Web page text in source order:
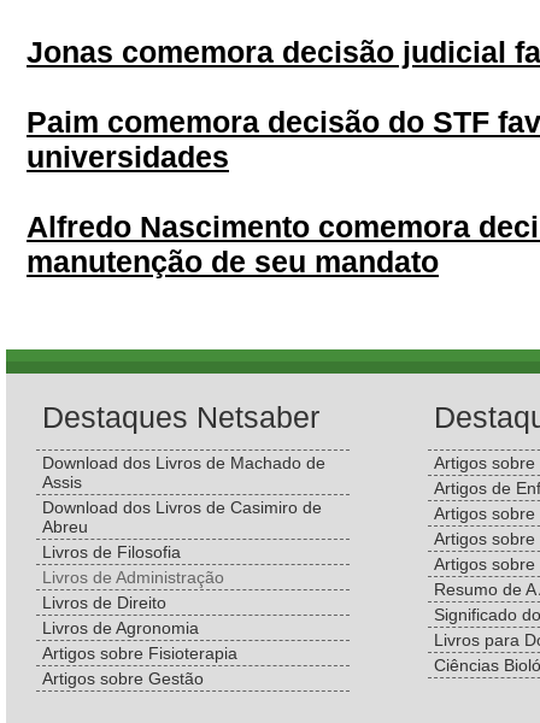
Jonas comemora decisão judicial
Paim comemora decisão do STF
universidades
Alfredo Nascimento comemora
manutenção de seu mandato
Destaques Netsaber
Download dos Livros de Machado de
Assis
Download dos Livros de Casimiro de
Abreu
Livros de Filosofia
Livros de Administração
Livros de Direito
Livros de Agronomia
Artigos sobre Fisioterapia
Artigos sobre Gestão
Artigos
Artigos de
Artigos sobre
Artigos
Artigos sobre
Resumo de
Significado
Livros para
Ciências